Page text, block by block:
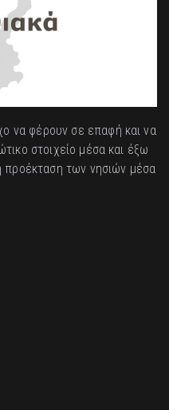
να φέρουν σε επαφή και να
στοιχείο μέσα και έξω
προέκταση των νησιών μέσα